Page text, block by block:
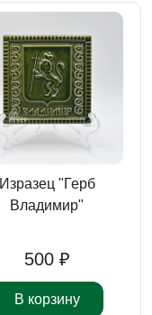
Изразец "Герб
Владимир"
500 ₽
В корзину